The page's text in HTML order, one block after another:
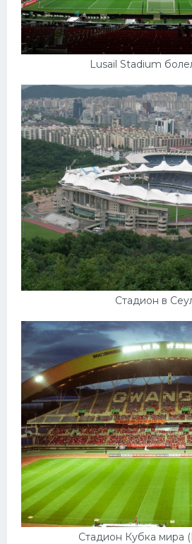
Lusail Stadium
Стадион в
Стадион Кубка мира